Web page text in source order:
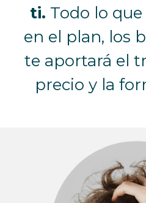
ti. Todo lo
en el plan, los
te aportará el
precio y la